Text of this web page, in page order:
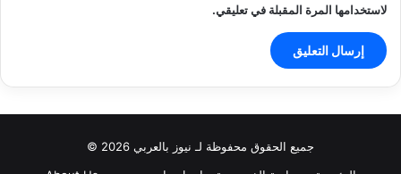
لاستخدامها المرة المقبلة في تعليقي.
جميع الحقوق محفوظة لـ نيوز بالعربي 2026 ©